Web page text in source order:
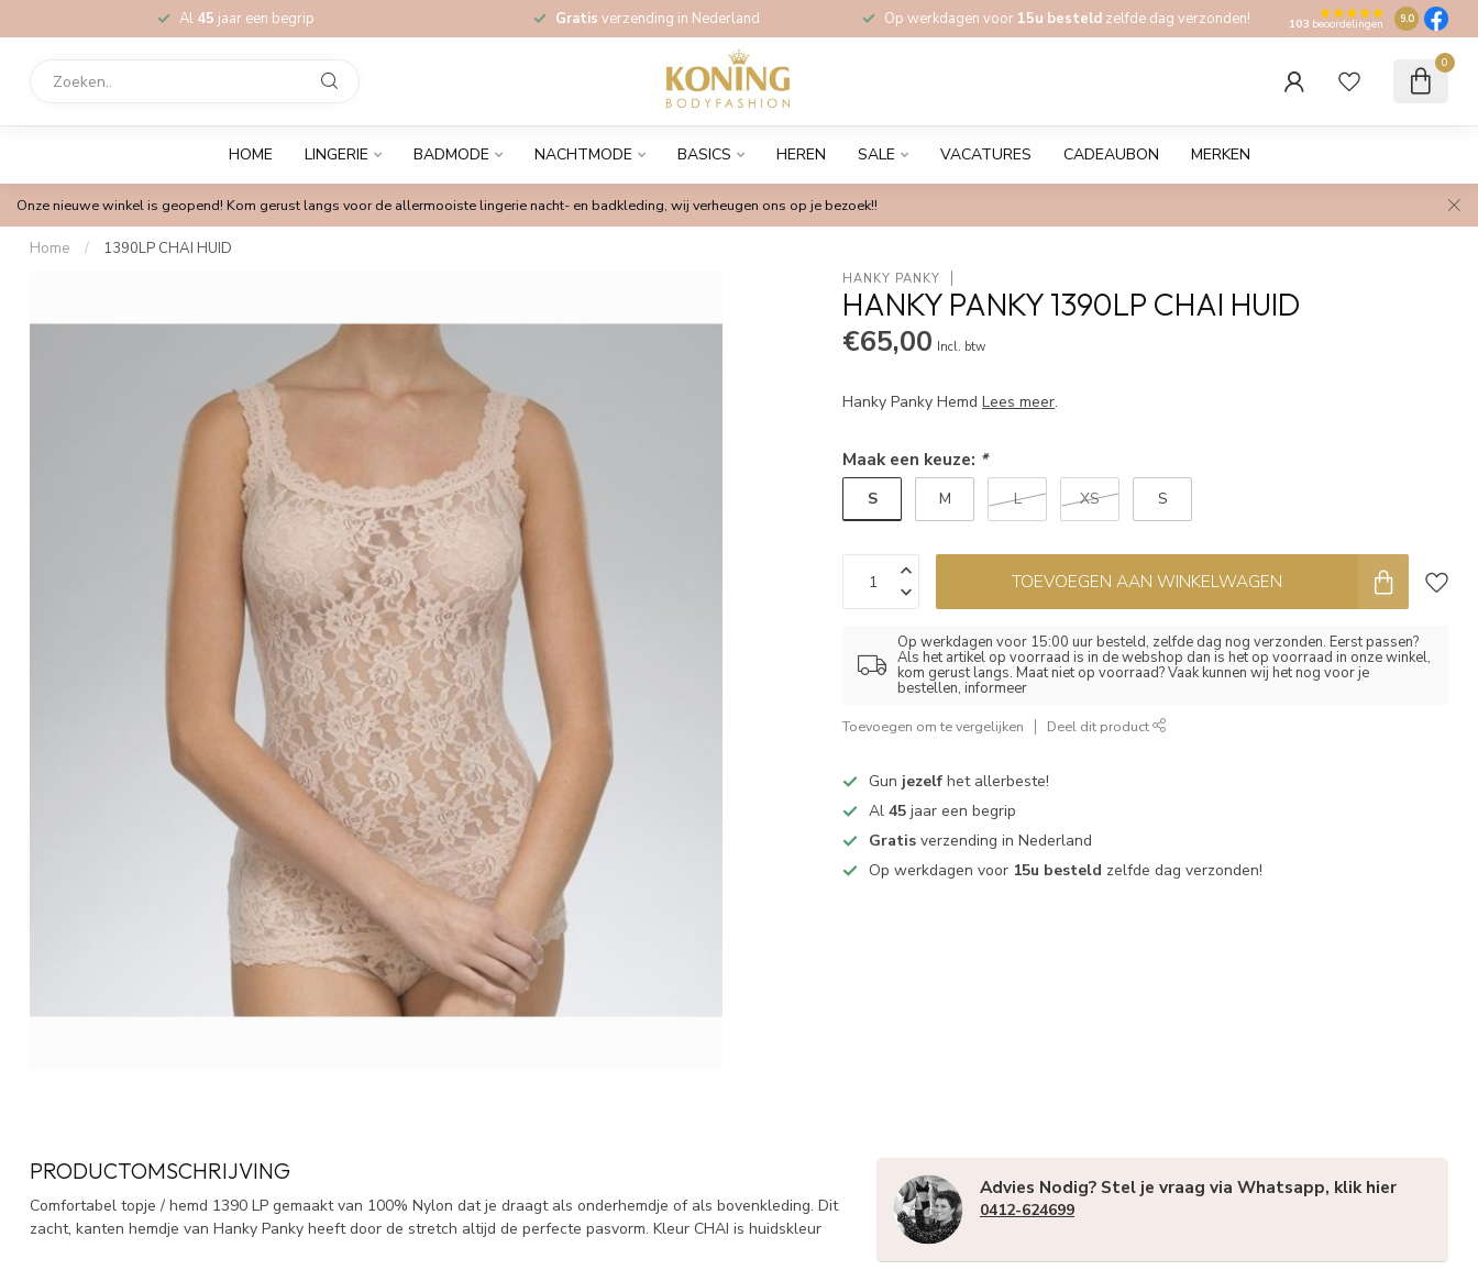
Al 45 jaar een begrip Gratis verzending in Nederland Op werkdagen voor 15u besteld zelfde dag verzonden! 103 beoordelingen 9.0
0
HOME LINGERIE BADMODE NACHTMODE BASICS HEREN SALE VACATURES CADEAUBON MERKEN
Onze nieuwe winkel is geopend! Kom gerust langs voor de allermooiste lingerie nacht- en badkleding, wij verheugen ons op je bezoek!!
Home / 1390LP CHAI HUID
HANKY PANKY
HANKY PANKY 1390LP CHAI HUID
€65,00 Incl. btw
Hanky Panky HemdLees meer.
Maak een keuze: *
S M L XS S
TOEVOEGEN AAN WINKELWAGEN
Op werkdagen voor 15:00 uur besteld, zelfde dag nog verzonden. Eerst passen?
Als het artikel op voorraad is in de webshop dan is het op voorraad in onze winkel,
kom gerust langs. Maat niet op voorraad? Vaak kunnen wij het nog voor je
bestellen, informeer
Toevoegen om te vergelijken Deel dit product
Gun jezelf het allerbeste!
Al45 jaar een begrip
Gratis verzending in Nederland
Op werkdagen voor 15u besteld zelfde dag verzonden!
PRODUCTOMSCHRIJVING
Comfortabel topje / hemd 1390 LP gemaakt van 100% Nylon dat je draagt als onderhemdje of als bovenkleding. Dit
zacht, kanten hemdje van Hanky Panky heeft door de stretch altijd de perfecte pasvorm. Kleur CHAI is huidskleur
Advies Nodig? Stel je vraag via Whatsapp, klik hier
0412-624699